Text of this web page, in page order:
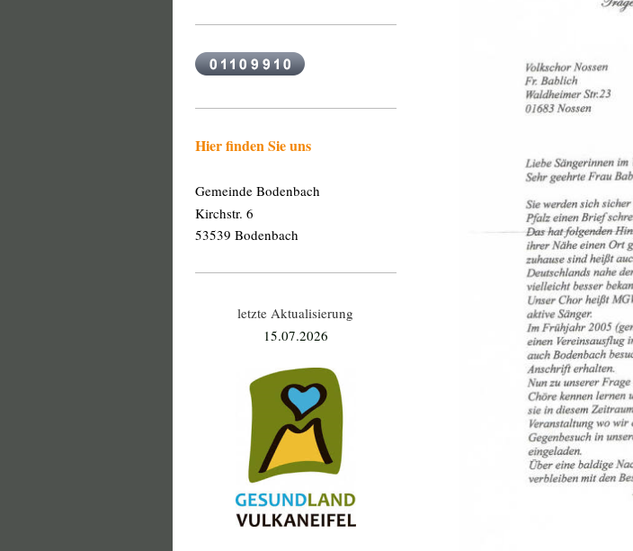
Hier finden Sie uns
Gemeinde Bodenbach
Kirchstr. 6
53539 Bodenbach
letzte Aktualisierung
15.07.2026